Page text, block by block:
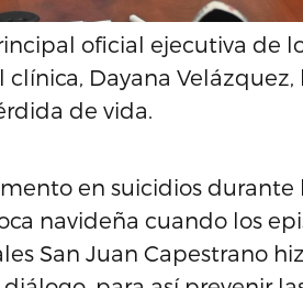
oficial ejecutiva de
clínica, Dayana
de vida.
en suicidios durante
navideña cuando los
San Juan Capestrano